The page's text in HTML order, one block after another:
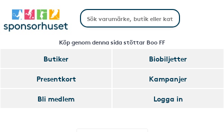
Köp genom denna sida stöttar Boo FF
Butiker
Biobiljetter
Presentkort
Kampanjer
Bli medlem
Logga in